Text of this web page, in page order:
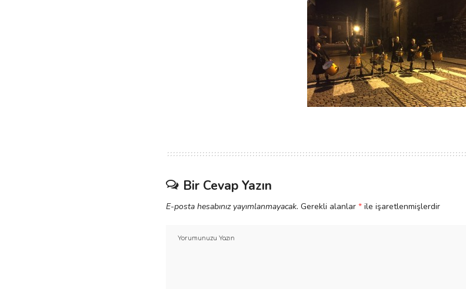
Bir Cevap Yazın
E-posta hesabınız yayımlanmayacak. Gerekli alanlar * ile işaretlenmişlerdir